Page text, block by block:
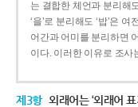
는 결합한 체언과 분리해
‘을’로 분리해도 ‘밥’은
어간과 어미를 분리하면
이다. 이러한 이유로 조사
제3항 외래어는 ‘외래어